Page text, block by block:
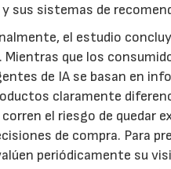
y sus sistemas de
el estudio
Mientras que los
de IA se basan en
claramente
corren el riesgo de quedar
de compra. Para
periódicamente su